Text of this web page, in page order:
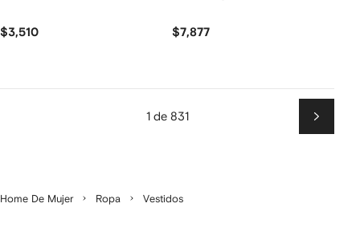
$3,510 $7,877
1 de 831
Home De Mujer Ropa Vestidos